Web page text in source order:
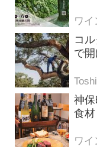
ワイ
コ
で
神
食
ワイ